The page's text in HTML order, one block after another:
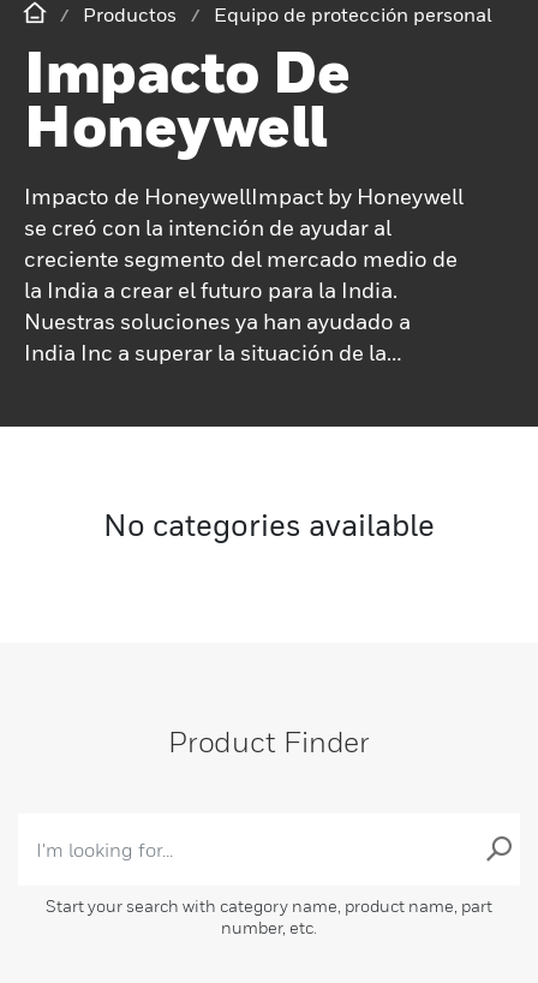
Productos Equipo de protección personal
Impacto De
Honeywell
Impacto de HoneywellImpact by Honeywell
se creó con la intención de ayudar al
creciente segmento del mercado medio de
la India a crear el futuro para la India.
Nuestras soluciones ya han ayudado a
India Inc a superar la situación de la
No categories available
Product Finder
Start your search with category name, product name, part
number, etc.